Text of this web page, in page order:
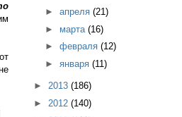
► апреля (21)
► марта (16)
► февраля (12)
► января (11)
► 2013 (186)
► 2012 (140)